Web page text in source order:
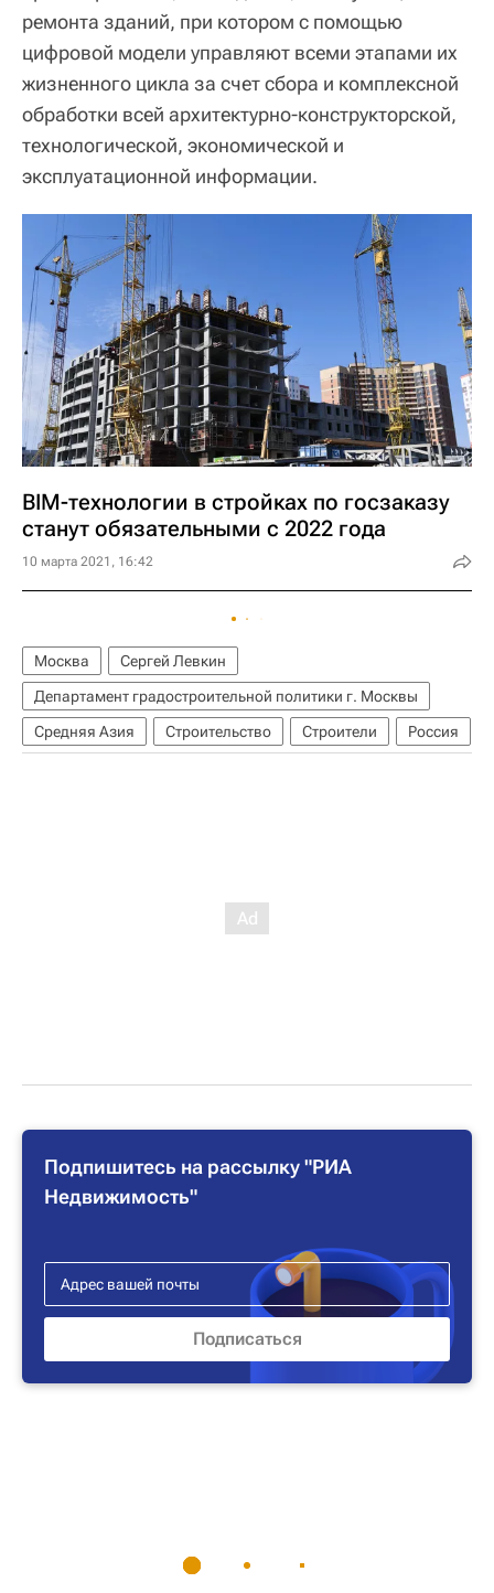
ремонта зданий, при котором с помощью
цифровой модели управляют всеми этапами их
жизненного цикла за счет сбора и комплексной
обработки всей архитектурно-конструкторской,
технологической, экономической и
эксплуатационной информации.
BIM-технологии в стройках по госзаказу
станут обязательными с 2022 года
10 марта 2021, 16:42
Москва
Сергей Левкин
Департамент градостроительной политики г. Москвы
Средняя Азия
Строительство Строители Россия
Подпишитесь на рассылку "РИА
Недвижимость"